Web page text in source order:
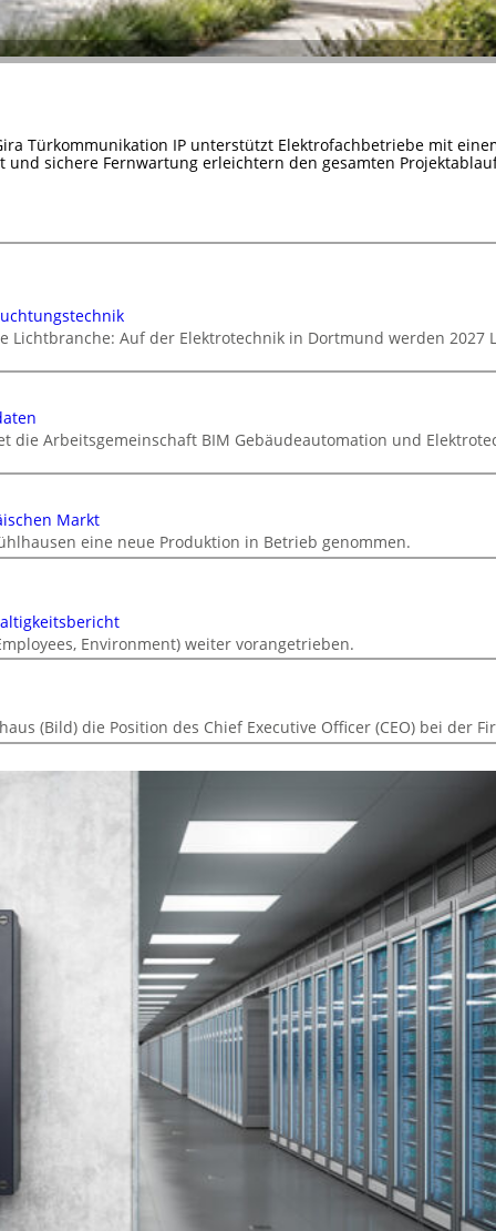
Türkommunikation IP unterstützt Elektrofachbetriebe mit
sichere Fernwartung erleichtern den gesamten
Lichtbranche: Auf der Elektrotechnik in Dortmund werden
die Arbeitsgemeinschaft BIM Gebäudeautomation und
Markt
eine neue Produktion in Betrieb genommen.
Environment) weiter vorangetrieben.
(Bild) die Position des Chief Executive Officer (CEO) bei der